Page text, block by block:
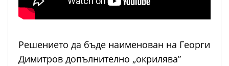
Решението да бъде наименован на Георги
Димитров допълнително „окрилява”